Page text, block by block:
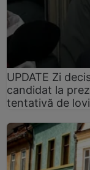
UPDATE Zi
candidat la
tentativă de